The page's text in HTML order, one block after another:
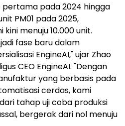
pada 2024 hingga
PM01 pada 2025,
menuju 10.000 unit.
fase baru dalam
EngineAI," ujar Zhao
CEO EngineAI. "Dengan
yang berbasis pada
cerdas, kami
tahap uji coba produksi
bergerak dari nol menuju